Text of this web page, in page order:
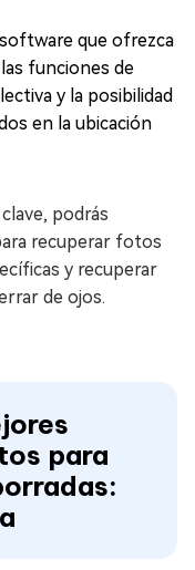
que ofrezca
funciones de
y la posibilidad
en la ubicación
podrás
recuperar fotos
y recuperar
de ojos.
para